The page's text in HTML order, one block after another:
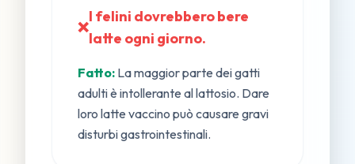
❌
I felini dovrebbero bere
latte ogni giorno.
Fatto: La maggior parte dei gatti
adulti è intollerante al lattosio. Dare
loro latte vaccino può causare gravi
disturbi gastrointestinali.